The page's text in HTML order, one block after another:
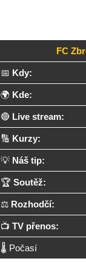
FC
📅 Kdy:
🌍 Kde:
🔴 Live stream:
🔢 Kurzy:
💡 Náš tip:
🏆 Soutěž:
⚖️ Rozhodčí:
📺 TV přenos:
🌡️ Počasí